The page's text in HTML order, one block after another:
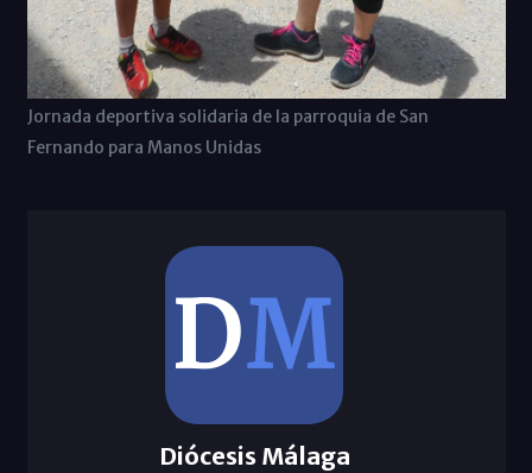
Jornada deportiva solidaria de la parroquia de San
Fernando para Manos Unidas
Diócesis Málaga